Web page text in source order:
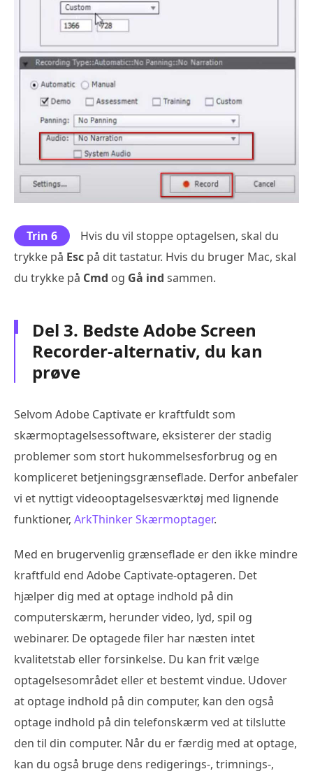
Trin 6
Hvis du vil stoppe optagelsen, skal du
trykke på Esc på dit tastatur. Hvis du bruger Mac, skal
du trykke på Cmd og Gå ind sammen.
Del 3. Bedste Adobe Screen
Recorder-alternativ, du kan
prøve
Selvom Adobe Captivate er kraftfuldt som
skærmoptagelsessoftware, eksisterer der stadig
problemer som stort hukommelsesforbrug og en
kompliceret betjeningsgrænseflade. Derfor anbefaler
vi et nyttigt videooptagelsesværktøj med lignende
funktioner, ArkThinker Skærmoptager.
Med en brugervenlig grænseflade er den ikke mindre
kraftfuld end Adobe Captivate-optageren. Det
hjælper dig med at optage indhold på din
computerskærm, herunder video, lyd, spil og
webinarer. De optagede filer har næsten intet
kvalitetstab eller forsinkelse. Du kan frit vælge
optagelsesområdet eller et bestemt vindue. Udover
at optage indhold på din computer, kan den også
optage indhold på din telefonskærm ved at tilslutte
den til din computer. Når du er færdig med at optage,
kan du også bruge dens redigerings-, trimnings-,